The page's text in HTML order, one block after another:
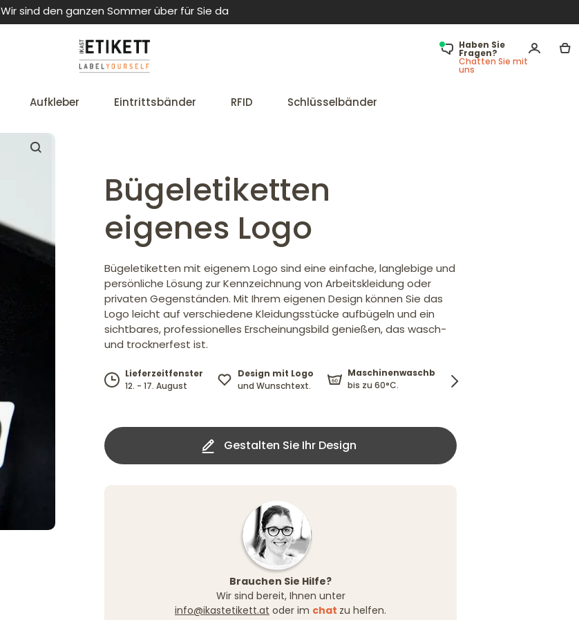
Wir sind den ganzen Sommer über für Sie da
Haben Sie
Fragen?
Chatten Sie mit
uns
Aufkleber Eintrittsbänder RFID Schlüsselbänder
Bügeletiketten
eigenes Logo
Bügeletiketten mit eigenem Logo sind eine einfache, langlebige und
persönliche Lösung zur Kennzeichnung von Arbeitskleidung oder
privaten Gegenständen. Mit Ihrem eigenen Design können Sie das
Logo leicht auf verschiedene Kleidungsstücke aufbügeln und ein
sichtbares, professionelles Erscheinungsbild genießen, das wasch-
und trocknerfest ist.
Lieferzeitfenster
12. - 17. August
Design mit Logo
und Wunschtext.
Maschinenwaschbar
bis zu 60°C.
Gestalten Sie Ihr Design ​​​​​​​
Brauchen Sie Hilfe?
Wir sind bereit, Ihnen unter
info@ikastetikett.at oder im chat zu helfen.